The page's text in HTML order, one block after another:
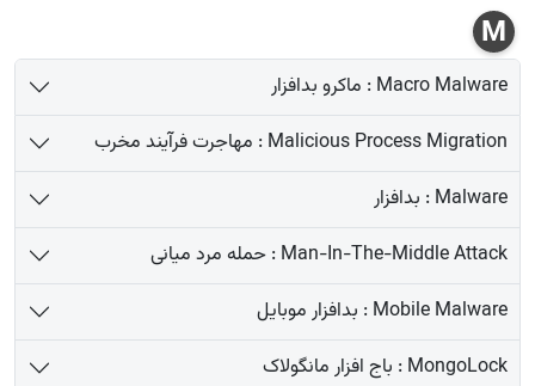
M
Macro Malware : ماکرو بدافزار
Malicious Process Migration : مهاجرت فرآیند مخرب
Malware : بدافزار
Man-In-The-Middle Attack : حمله مرد میانی
Mobile Malware : بدافزار موبایل
MongoLock : باج افزار مانگولاک